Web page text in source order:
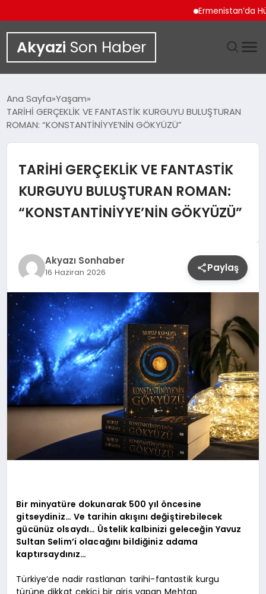
Ermenistan’da
Akyazi Son Haber
SIYASET
SPOR
YAŞAM
Ana Sayfa Yaşam
TARİHİ GERÇEKLİK VE FANTASTİK KURGUYU BULUŞTURAN
ROMAN: “KONSTANTİNİYYE’NİN GÖKYÜZÜ”
TARİHİ GERÇEKLİK VE FANTASTİK
KURGUYU BULUŞTURAN ROMAN:
“KONSTANTİNİYYE’NİN GÖKYÜZÜ”
Akyazı Sonhaber
16 Haziran 2026 Paylaş
Bir minyatüre dokunarak 500 yıl öncesine
gitseydiniz… Ve tarihin akışını değiştirebilecek
gücünüz olsaydı… Üstelik kalbinizi geleceğin Yavuz
Sultan Selim’i olacağını bildiğiniz adama
kaptırsaydınız…
Türkiye’de nadir rastlanan tarihi-fantastik kurgu
türüne dikkat çekici bir giriş yapan Mehtap